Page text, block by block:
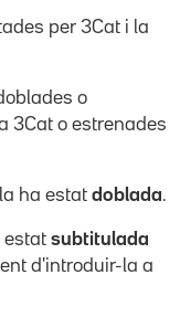
per 3Cat i la
o
3Cat o estrenades
ha estat doblada.
estat subtitulada
d'introduir-la a